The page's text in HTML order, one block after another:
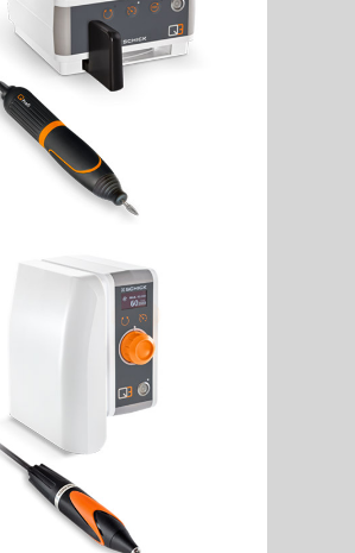
Q3 Premium